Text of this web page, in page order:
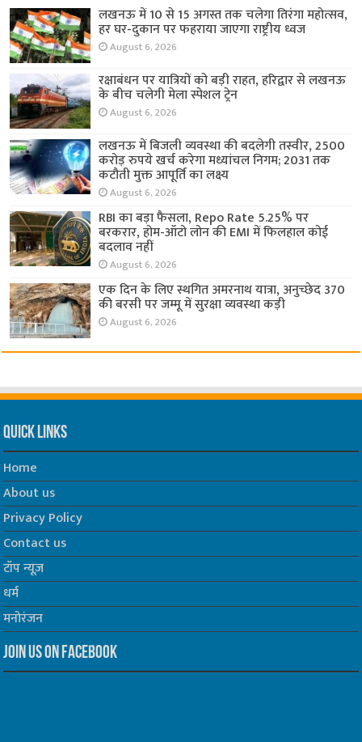
लखनऊ में 10 से 15 अगस्त तक चलेगा तिरंगा महोत्सव,
हर घर-दुकान पर फहराया जाएगा राष्ट्रीय ध्वज
August 6, 2026
रक्षाबंधन पर यात्रियों को बड़ी राहत, हरिद्वार से लखनऊ
के बीच चलेगी मेला स्पेशल ट्रेन
August 6, 2026
लखनऊ में बिजली व्यवस्था की बदलेगी तस्वीर, 2500
करोड़ रुपये खर्च करेगा मध्यांचल निगम; 2031 तक
कटौती मुक्त आपूर्ति का लक्ष्य
August 6, 2026
RBI का बड़ा फैसला, Repo Rate 5.25% पर
बरकरार, होम-ऑटो लोन की EMI में फिलहाल कोई
बदलाव नहीं
August 6, 2026
एक दिन के लिए स्थगित अमरनाथ यात्रा, अनुच्छेद 370
की बरसी पर जम्मू में सुरक्षा व्यवस्था कड़ी
August 6, 2026
Quick Links
Home
About us
Privacy Policy
Contact us
टॉप न्यूज़
धर्म
मनोरंजन
Join us on Facebook